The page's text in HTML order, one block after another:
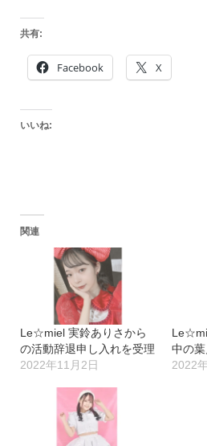
共有:
Facebook X
いいね:
関連
Le☆miel 実鈴ありさから
の活動辞退申し入れを受理
2022年11月2日
中の
2022